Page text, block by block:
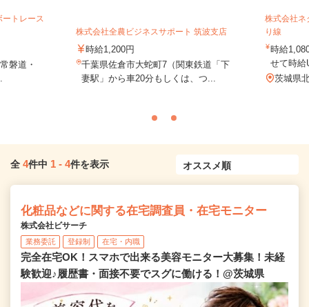
トレース
磐道・
株式会社全農ビジネスサポート 筑波支店
時給1,200円
千葉県佐倉市大蛇町7（関東鉄道「下
妻駅」から車20分もしくは、つ...
株式会社
り線
時給
せて時
茨城県
全 4件中 1 - 4件を表示
化粧品などに関する在宅調査員・在宅モニター
株式会社ビサーチ
業務委託 登録制 在宅・内職
完全在宅OK！スマホで出来る美容モニター大募集！未経
験歓迎♪履歴書・面接不要でスグに働ける！@茨城県